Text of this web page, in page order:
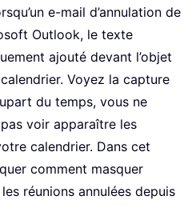
e-mail d’annulation de
Outlook, le texte
ajouté devant l’objet
Voyez la capture
du temps, vous ne
voir apparaître les
calendrier. Dans cet
comment masquer
réunions annulées depuis